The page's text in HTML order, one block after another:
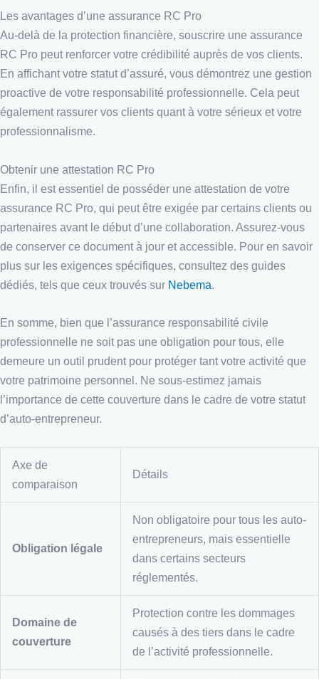
Les avantages d’une assurance RC Pro
Au-delà de la protection financière, souscrire une assurance
RC Pro peut renforcer votre crédibilité auprès de vos clients.
En affichant votre statut d’assuré, vous démontrez une gestion
proactive de votre responsabilité professionnelle. Cela peut
également rassurer vos clients quant à votre sérieux et votre
professionnalisme.
Obtenir une attestation RC Pro
Enfin, il est essentiel de posséder une attestation de votre
assurance RC Pro, qui peut être exigée par certains clients ou
partenaires avant le début d’une collaboration. Assurez-vous
de conserver ce document à jour et accessible. Pour en savoir
plus sur les exigences spécifiques, consultez des guides
dédiés, tels que ceux trouvés sur Nebema.
En somme, bien que l’assurance responsabilité civile
professionnelle ne soit pas une obligation pour tous, elle
demeure un outil prudent pour protéger tant votre activité que
votre patrimoine personnel. Ne sous-estimez jamais
l’importance de cette couverture dans le cadre de votre statut
d’auto-entrepreneur.
Axe de
comparaison
Détails
Obligation légale
Non obligatoire pour tous les auto-
entrepreneurs, mais essentielle
dans certains secteurs
réglementés.
Domaine de
couverture
Protection contre les dommages
causés à des tiers dans le cadre
de l’activité professionnelle.